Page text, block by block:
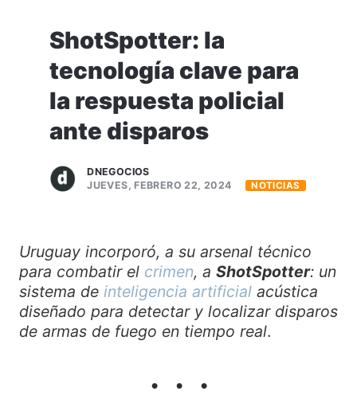
ShotSpotter: la
tecnología clave para
la respuesta policial
ante disparos
DNEGOCIOS
JUEVES, FEBRERO 22, 2024
NOTICIAS
Uruguay incorporó, a su arsenal técnico
para combatir el crimen, a ShotSpotter: un
sistema de inteligencia artificialacústica
diseñado para detectar y localizar disparos
de armas de fuego en tiempo real.